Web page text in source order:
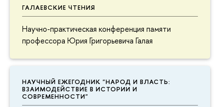
ГАЛАЕВСКИЕ ЧТЕНИЯ
Научно-практическая конференция памяти
профессора Юрия Григорьевича Галая
НАУЧНЫЙ ЕЖЕГОДНИК "НАРОД И ВЛАСТЬ:
ВЗАИМОДЕЙСТВИЕ В ИСТОРИИ И
СОВРЕМЕННОСТИ"